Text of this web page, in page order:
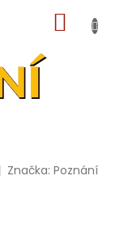
KOŠÍK
Značka:Poznání